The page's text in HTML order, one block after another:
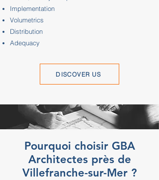
Implementation
Volumetrics
Distribution
Adequacy
DISCOVER US
Pourquoi choisir GBA
Architectes près de
Villefranche-sur-Mer ?